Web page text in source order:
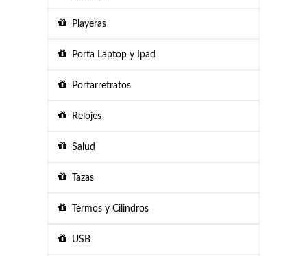
Playeras
Porta Laptop y Ipad
Portarretratos
Relojes
Salud
Tazas
Termos y Cilindros
USB